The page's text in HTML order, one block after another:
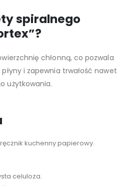
spiralnego
chłonną, co pozwala
i zapewnia trwałość nawet
użytkowania.
kuchenny papierowy.
celuloza.